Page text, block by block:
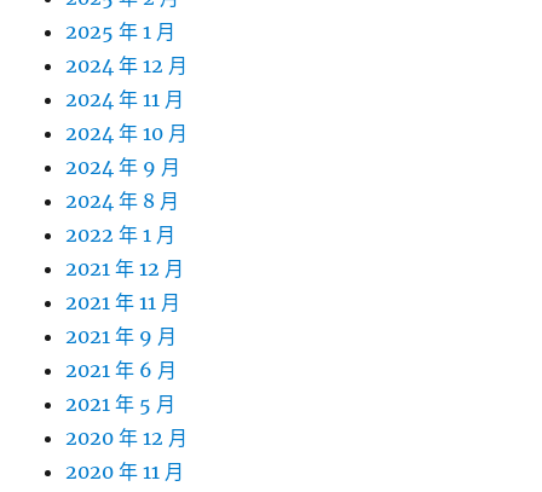
2025 年 1 月
2024 年 12 月
2024 年 11 月
2024 年 10 月
2024 年 9 月
2024 年 8 月
2022 年 1 月
2021 年 12 月
2021 年 11 月
2021 年 9 月
2021 年 6 月
2021 年 5 月
2020 年 12 月
2020 年 11 月